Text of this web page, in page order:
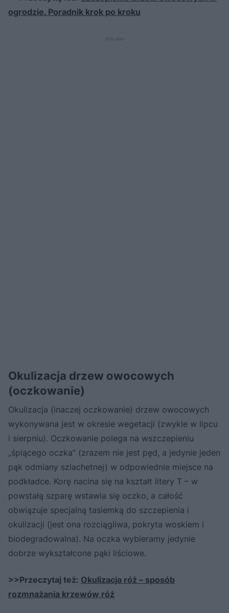
ogrodzie. Poradnik krok po kroku
Okulizacja drzew owocowych
(oczkowanie)
Okulizacja (inaczej oczkowanie) drzew owocowych
wykonywana jest w okresie wegetacji (zwykle w lipcu
i sierpniu). Oczkowanie polega na wszczepieniu
„śpiącego oczka” (zrazem nie jest pęd, a jedynie jeden
pąk odmiany szlachetnej) w odpowiednie miejsce na
podkładce. Korę nacina się na kształt litery T – w
powstałą szparę wstawia się oczko, a całość
obwiązuje specjalną tasiemką do szczepienia i
okulizacji (jest ona rozciągliwa, pokryta woskiem i
biodegradowalna). Na oczka wybieramy jedynie
dobrze wykształcone pąki liściowe.
>>Przeczytaj też: Okulizacja róż – sposób
rozmnażania krzewów róż